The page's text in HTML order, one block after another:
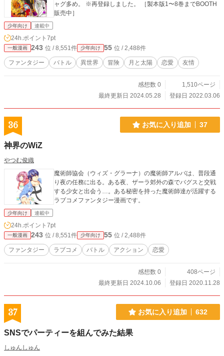
ャグ多め。 ※再登録しました。 ［製本版1〜8巻までBOOTH
販売中］
少年向け 連載中
24h.ポイント 7pt
一般漫画 243 位 / 8,551件 少年向け 55 位 / 2,488件
ファンタジー バトル 異世界 冒険 月と太陽 恋愛 友情
感想数 0
1,510ページ
最終更新日 2024.05.28
登録日 2022.03.06
36 お気に入り追加 37
神界のWiZ
やつむ俊織
魔術師協会（ウィズ・グラーナ）の魔術師アルバは、普段通
り夜の任務に出る。ある夜、ザーラ郊外の森でバグスと交戦
する少女と出会う…。ある秘密を持った魔術師達が活躍する
ラブコメファンタジー漫画です。
少年向け 連載中
24h.ポイント 7pt
一般漫画 243 位 / 8,551件 少年向け 55 位 / 2,488件
ファンタジー ラブコメ バトル アクション 恋愛
感想数 0
408ページ
最終更新日 2024.10.06
登録日 2020.11.28
37 お気に入り追加 632
SNSでパーティーを組んでみた結果
しゅんしゅん